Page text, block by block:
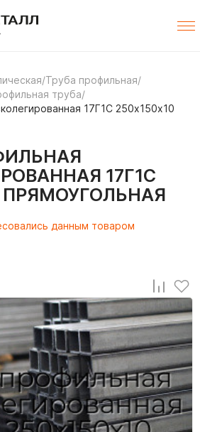
/Труба профильная/
труба/
17Г1С 250х150х10
17Г1С
ПРЯМОУГОЛЬНАЯ
данным товаром